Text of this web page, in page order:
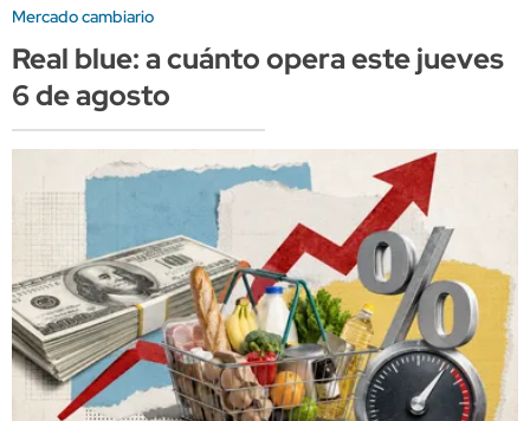
Mercado cambiario
Real blue: a cuánto opera este jueves
6 de agosto